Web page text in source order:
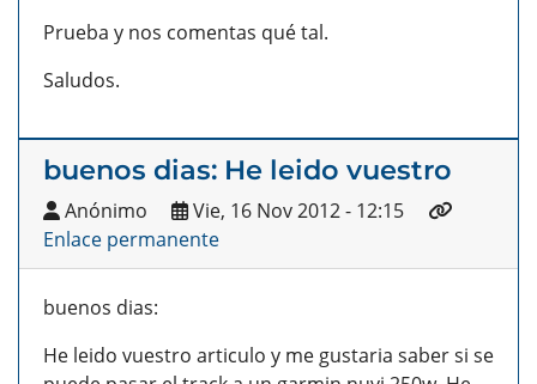
Prueba y nos comentas qué tal.
Saludos.
buenos dias: He leido vuestro
Anónimo
Vie, 16 Nov 2012 - 12:15
Enlace permanente
buenos dias:
He leido vuestro articulo y me gustaria saber si se